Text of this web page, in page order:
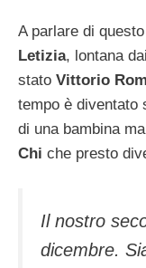
A parlare di
Letizia, lontana
stato Vittorio
tempo è diventato
di una bambina
Chi che presto
Il nostro
dicembre.